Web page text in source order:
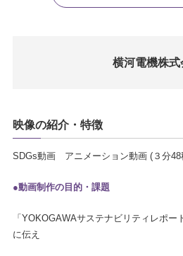
横河電機株式
映像の紹介・特徴
SDGs動画 アニメーション動画 (３分48
●動画制作の目的・課題
「YOKOGAWAサステナビリティレポー
に伝え